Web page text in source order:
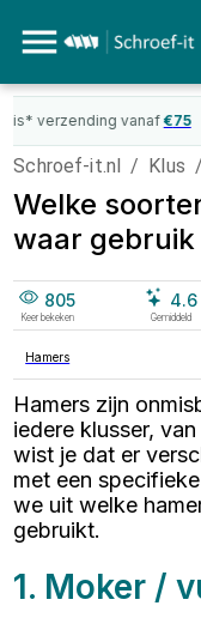
WebwinkelKeur
Schroef-it.nl / Klus /
Welke
waar gebruik
805
Keer bekeken
4.6
Gemiddeld
Hamers
Hamers zijn
iedere klusser,
wist je dat er
met een
we uit welke
gebruikt.
1. Moker /